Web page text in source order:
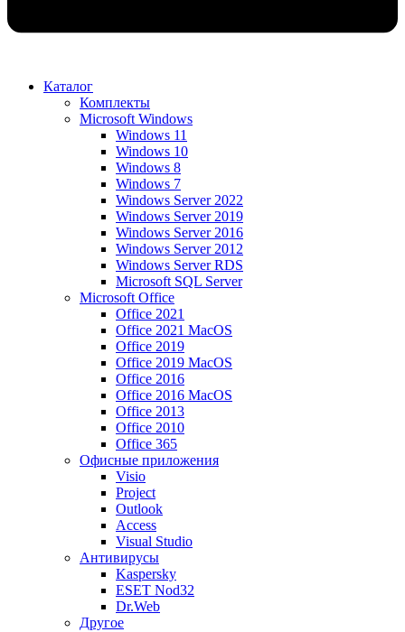
Каталог
Комплекты
Microsoft Windows
Windows 11
Windows 10
Windows 8
Windows 7
Windows Server 2022
Windows Server 2019
Windows Server 2016
Windows Server 2012
Windows Server RDS
Microsoft SQL Server
Microsoft Office
Office 2021
Office 2021 MacOS
Office 2019
Office 2019 MacOS
Office 2016
Office 2016 MacOS
Office 2013
Office 2010
Office 365
Офисные приложения
Visio
Project
Outlook
Access
Visual Studio
Антивирусы
Kaspersky
ESET Nod32
Dr.Web
Другое